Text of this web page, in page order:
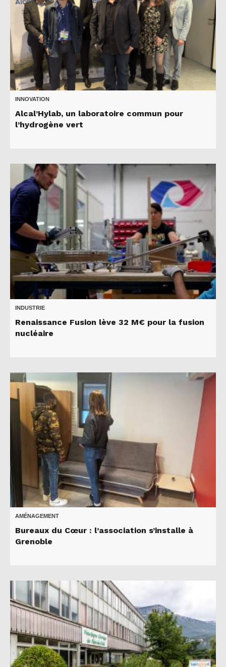
INNOVATION
Alcal’Hylab, un laboratoire commun pour
l’hydrogène vert
INDUSTRIE
Renaissance Fusion lève 32 M€ pour la fusion
nucléaire
AMÉNAGEMENT
Bureaux du Cœur : l’association s’installe à
Grenoble